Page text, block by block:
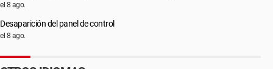
el 8 ago.
Desaparición del panel de control
el 8 ago.